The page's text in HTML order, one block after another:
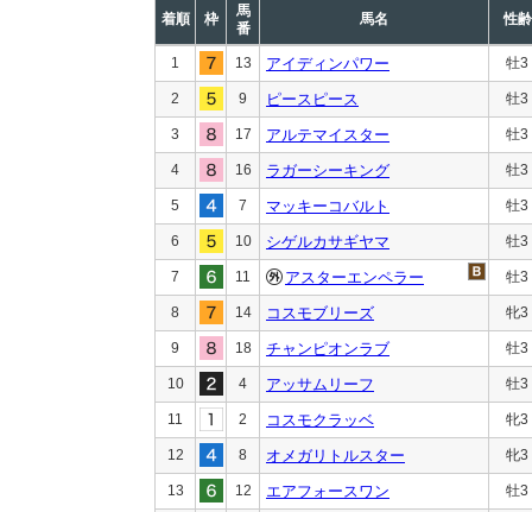
着順 枠
馬
番
馬名 性齢
1 13 アイディンパワー 牡3
2 9 ピースピース 牡3
3 17 アルテマイスター 牡3
4 16 ラガーシーキング 牡3
5 7 マッキーコバルト 牡3
6 10 シゲルカサギヤマ 牡3
7 11 アスターエンペラー 牡3
8 14 コスモブリーズ 牝3
9 18 チャンピオンラブ 牡3
10 4 アッサムリーフ 牡3
11 2 コスモクラッベ 牝3
12 8 オメガリトルスター 牝3
13 12 エアフォースワン 牡3